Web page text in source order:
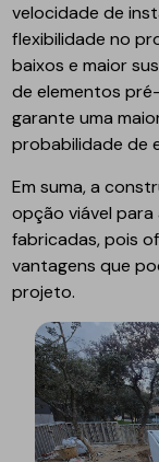
velocidade de
flexibilidade no
baixos e maior
de elementos
garante uma
probabilidade de
Em suma, a
opção viável
fabricadas, pois
vantagens que
projeto.